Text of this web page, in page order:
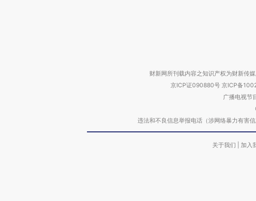
财新网所刊载内容之知识产权为财新传
京ICP证090880号 京ICP备
广播电视节
违法和不良信息举报电话（涉网络暴力有
关于我们 加入